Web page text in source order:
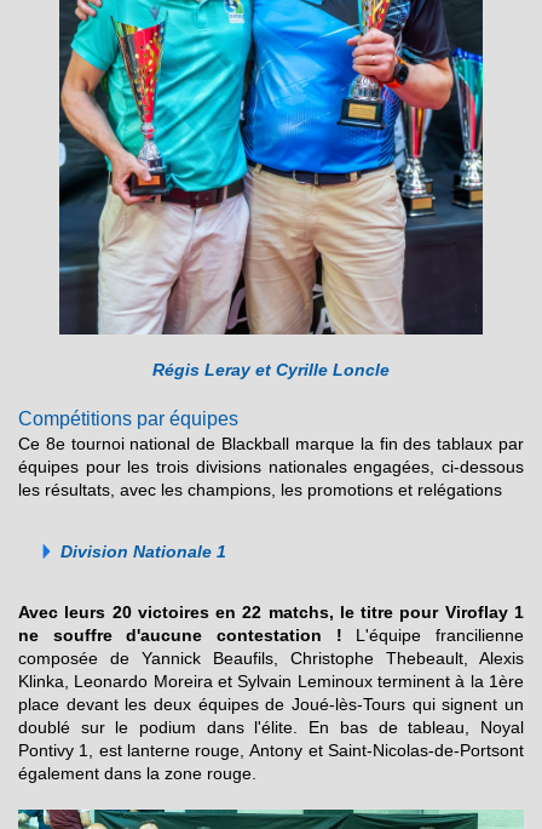
Régis Leray et Cyrille Loncle
Compétitions par équipes
Ce 8e tournoi national de Blackball marque la fin des tablaux par
équipes pour les trois divisions nationales engagées, ci-dessous
les résultats, avec les champions, les promotions et relégations
Division Nationale 1
Avec leurs 20 victoires en 22 matchs, le titre pour Viroflay 1
ne souffre d'aucune contestation ! L'équipe francilienne
composée de Yannick Beaufils, Christophe Thebeault, Alexis
Klinka, Leonardo Moreira et Sylvain Leminoux terminent à la 1ère
place devant les deux équipes de Joué-lès-Tours qui signent un
doublé sur le podium dans l'élite. En bas de tableau, Noyal
Pontivy 1, est lanterne rouge, Antony et Saint-Nicolas-de-Portsont
également dans la zone rouge.